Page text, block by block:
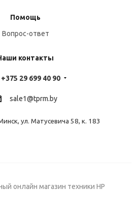
Помощь
Вопрос-ответ
контакты
+375 29 699 40 90
sale1@tprm.by
ул. Матусевича 58, к. 183
онлайн магазин техники HP